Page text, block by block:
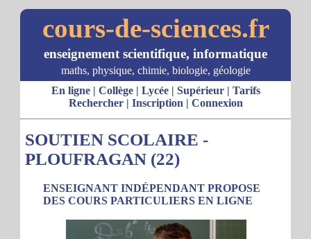
cours-de-sciences.fr
enseignement scientifique, informatique
maths, physique, chimie, biologie, géologie
En ligne| Collège| Lycée| Supérieur| Tarifs
Rechercher| Inscription | Connexion
SOUTIEN SCOLAIRE -
PLOUFRAGAN (22)
ENSEIGNANT INDÉPENDANT PROPOSE
DES COURS PARTICULIERS EN LIGNE